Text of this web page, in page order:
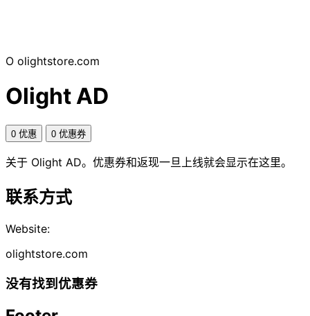
O olightstore.com
Olight AD
0 优惠 0 优惠券
关于 Olight AD。优惠券和返现一旦上线就会显示在这里。
联系方式
Website:
olightstore.com
没有找到优惠券